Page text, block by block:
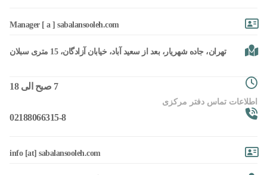
Manager [ a ] sabalansooleh.com
تهران، جاده شهریار، بعد از سعید آباد، خیابان آزادگان، 15 متری سبلان
7 صبح الی 18
اطلاعات تماس دفتر مرکزی
02188066315-8
info [at] sabalansooleh.com